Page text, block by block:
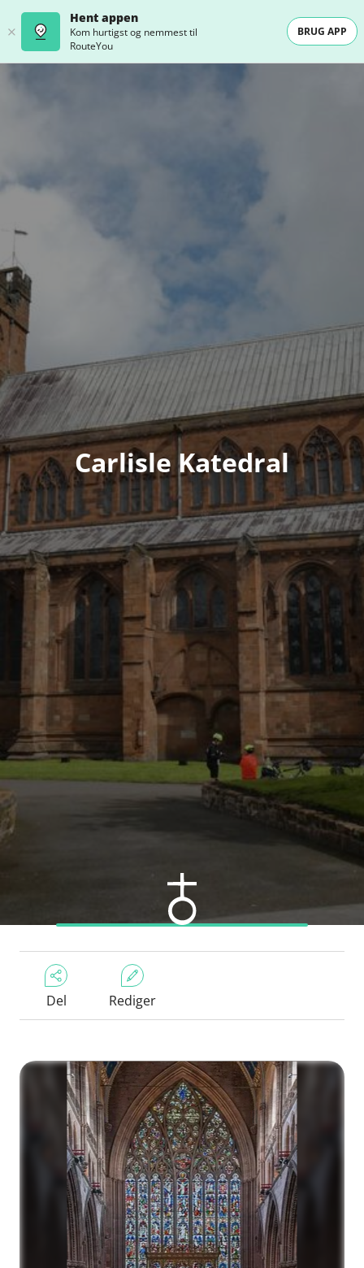
Hent appen
Kom hurtigst og nemmest til
RouteYou
BRUG APP
Carlisle Katedral
Del Rediger